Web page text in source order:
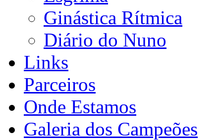
Ginástica Rítmica
Diário do Nuno
Links
Parceiros
Onde Estamos
Galeria dos Campeões